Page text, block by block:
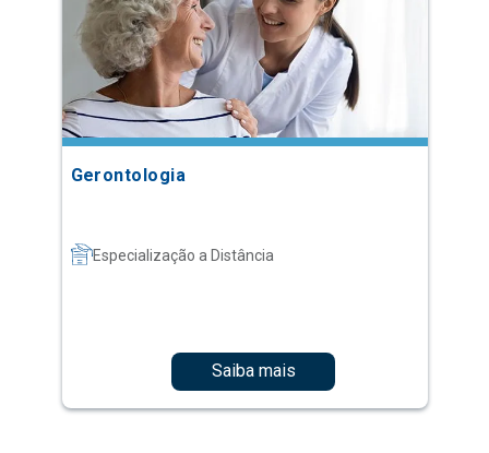
Gerontologia
Especialização a Distância
Saiba mais